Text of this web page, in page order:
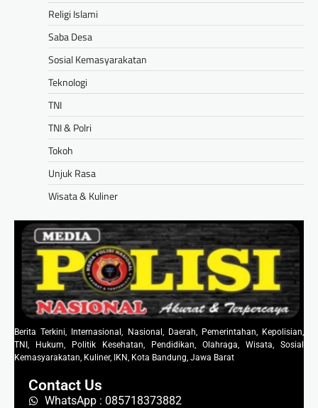
Religi Islami
Saba Desa
Sosial Kemasyarakatan
Teknologi
TNI
TNI & Polri
Tokoh
Unjuk Rasa
Wisata & Kuliner
Berita Terkini, Internasional, Nasional, Daerah, Pemerintahan, Kepolisian,
TNI, Hukum, Politik Kesehatan, Pendidikan, Olahraga, Wisata, Sosial
Kemasyarakatan, Kuliner, IKN, Kota Bandung, Jawa Barat
Contact Us
WhatsApp : 085718373882